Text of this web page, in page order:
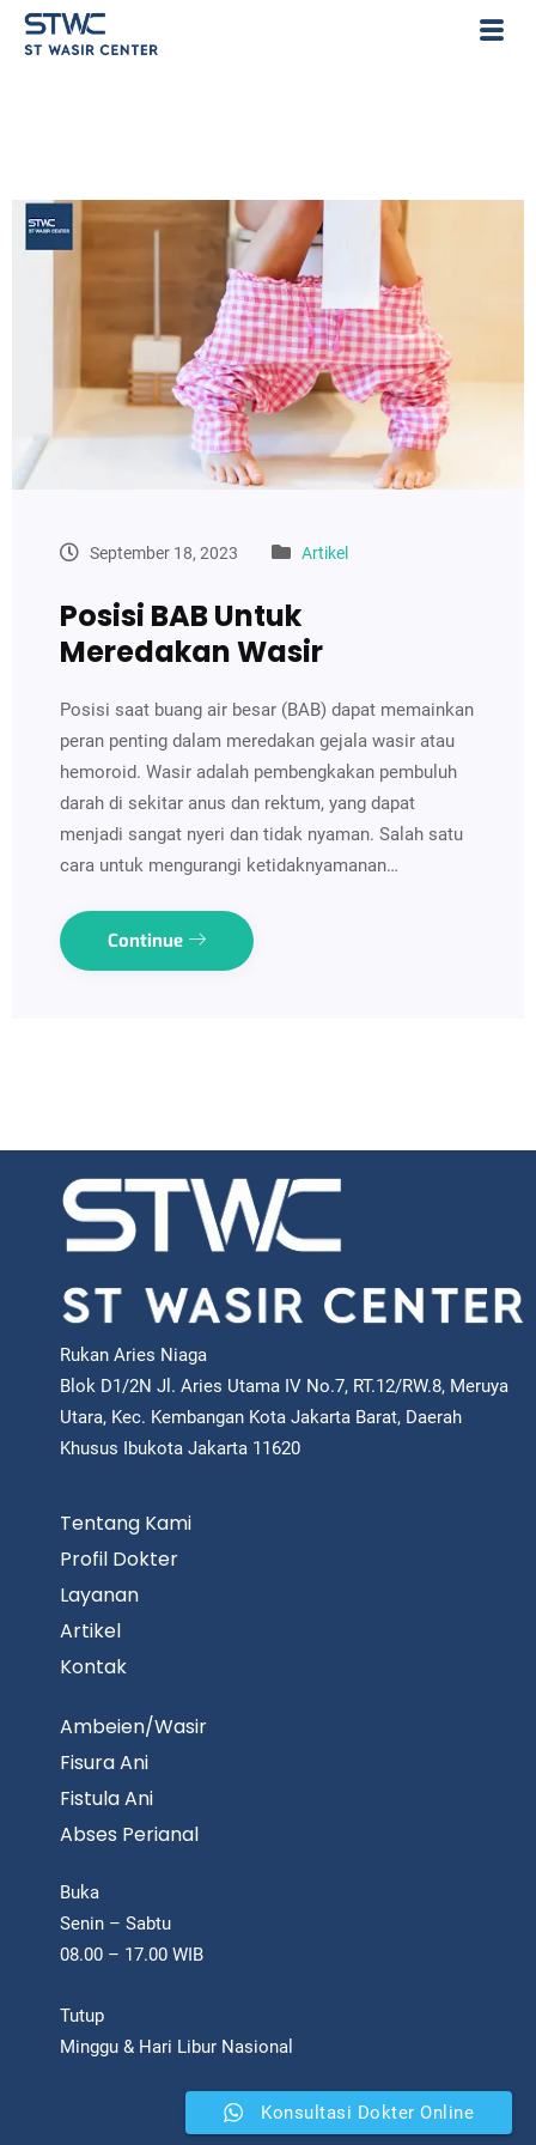
September 18, 2023 Artikel
Posisi BAB Untuk
Meredakan Wasir
Posisi saat buang air besar (BAB) dapat memainkan
peran penting dalam meredakan gejala wasir atau
hemoroid. Wasir adalah pembengkakan pembuluh
darah di sekitar anus dan rektum, yang dapat
menjadi sangat nyeri dan tidak nyaman. Salah satu
cara untuk mengurangi ketidaknyamanan…
Continue
Rukan Aries Niaga
Blok D1/2N Jl. Aries Utama IV No.7, RT.12/RW.8, Meruya
Utara, Kec. Kembangan Kota Jakarta Barat, Daerah
Khusus Ibukota Jakarta 11620
Tentang Kami
Profil Dokter
Layanan
Artikel
Kontak
Ambeien/Wasir
Fisura Ani
Fistula Ani
Abses Perianal
Buka
Senin – Sabtu
08.00 – 17.00 WIB
Tutup
Minggu & Hari Libur Nasional
Konsultasi Dokter Online